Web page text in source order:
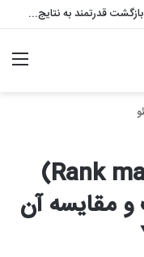
بازیابی سئو با ملی شدن و قطع اینترنت – بازگشت قدرتمند به نتایج گوگل
افزونه رنک مث (Rank math)
مقایسه آن